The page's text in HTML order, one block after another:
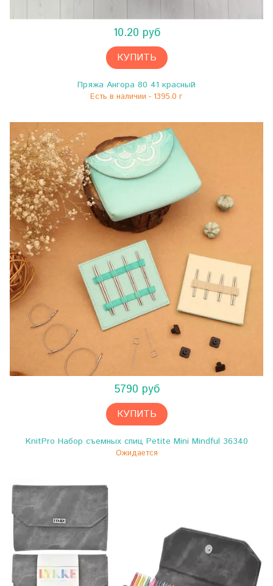
10.20 руб
КУПИТЬ
Пряжа Ангора 80 41 красный
Есть в наличии - 1395.0 г
5790 руб
КУПИТЬ
KnitPro Набор съемных спиц Petite Mini Mindful 36340
Ожидается